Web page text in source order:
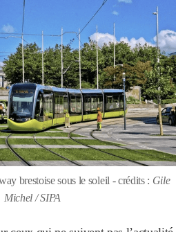
brestoise sous le soleil - crédits : Gile
Michel / SIPA